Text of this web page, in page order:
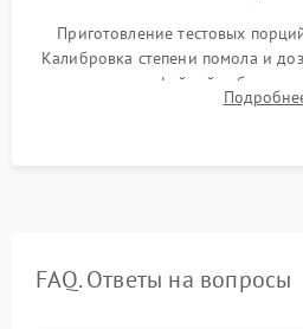
Приготовление тестовых
Калибровка степени помола и
плотности кофейной таблетки,
качества молочной пены.
FAQ. Ответы на вопросы